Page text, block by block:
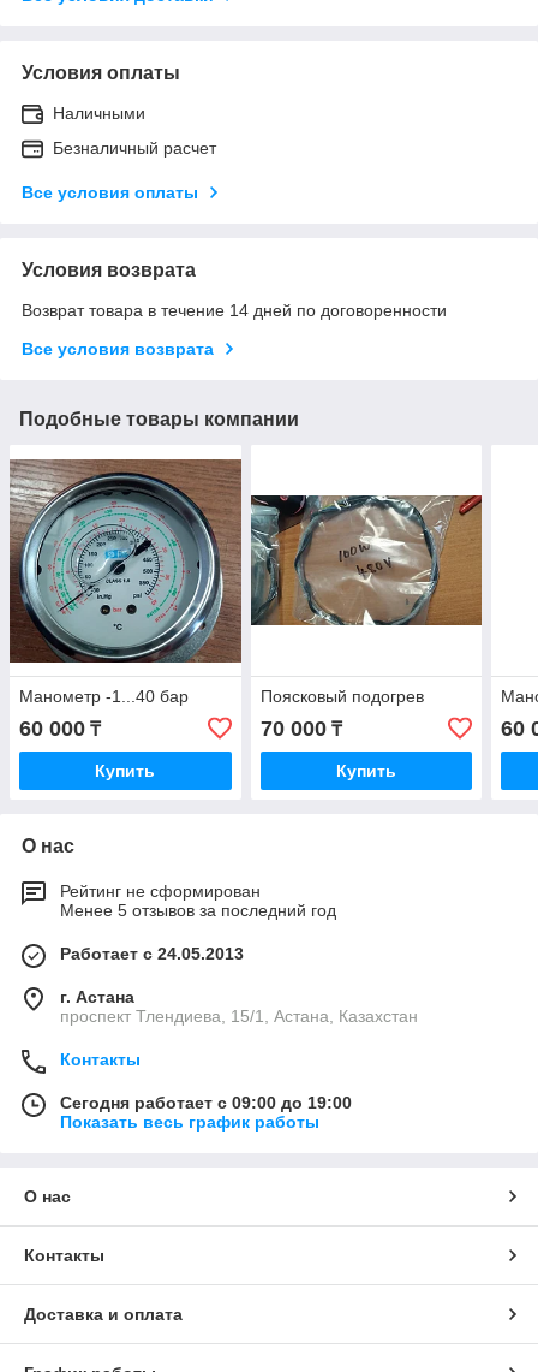
Условия оплаты
Наличными
Безналичный расчет
Все условия оплаты
Условия возврата
Возврат товара в течение 14 дней по договоренности
Все условия возврата
Подобные товары компании
Манометр -1...40 бар
60 000 ₸
Купить
Поясковый подогрев
70 000₸
Купить
60
О нас
Рейтинг не сформирован
Менее 5 отзывов за последний год
Работает с 24.05.2013
г. Астана
проспект Тлендиева, 15/1, Астана, Казахстан
Контакты
Сегодня работает с 09:00 до 19:00
Показать весь график работы
О нас
Контакты
Доставка и оплата